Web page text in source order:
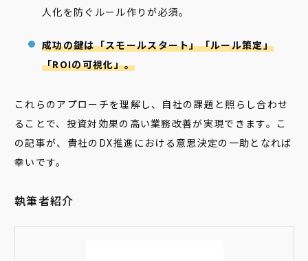
人化を防ぐルール作りが必須。
成功の鍵は「スモールスタート」「ルール策定」
「ROIの可視化」。
これらのアプローチを理解し、自社の課題と照らし合わせ
ることで、投資対効果の高い業務改善が実現できます。こ
の記事が、貴社のDX推進における意思決定の一助となれば
幸いです。
執筆者紹介